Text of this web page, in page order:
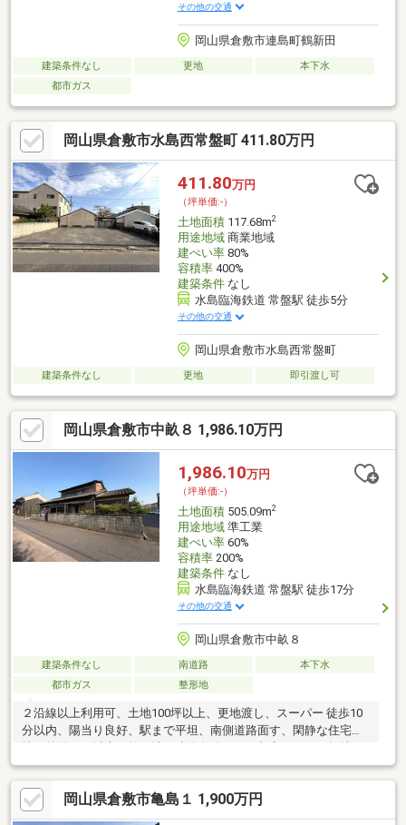
その他の交通
岡山県倉敷市連島町鶴新田
建築条件なし 更地
本下水
都市ガス
岡山県倉敷市水島西常盤町 411.80万円
411.80万円
（坪単価:-）
土地面積117.68m2
用途地域商業地域
建ぺい率80%
容積率400%
建築条件なし
水島臨海鉄道 常盤駅 徒歩5分
その他の交通
岡山県倉敷市水島西常盤町
建築条件なし 更地 即引渡し可
岡山県倉敷市中畝８ 1,986.10万円
1,986.10万円
（坪単価:-）
土地面積505.09m2
用途地域準工業
建ぺい率60%
容積率200%
建築条件なし
水島臨海鉄道 常盤駅 徒歩17分
その他の交通
岡山県倉敷市中畝８
建築条件なし 南道路
本下水
都市ガス
整形地
２沿線以上利用可、土地100坪以上、更地渡し、スーパー 徒歩10
分以内、陽当り良好、駅まで平坦、南側道路面す、閑静な住宅
岡山県倉敷市亀島１ 1,900万円